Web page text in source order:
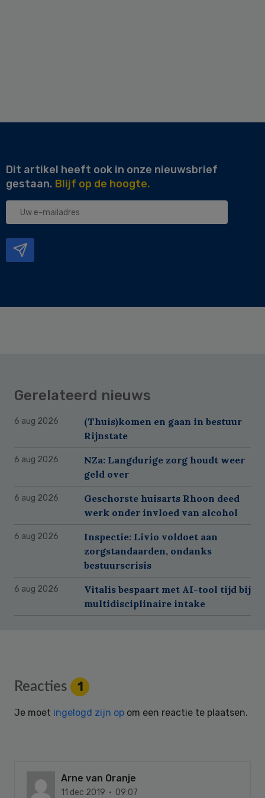
Dit artikel heeft ook in onze nieuwsbrief
gestaan. Blijf op de hoogte.
Uw
Gerelateerd nieuws
6 aug 2026
(Thuis)komen en gaan in bestuur
Rijnstate
6 aug 2026
NZa: Langdurige zorg houdt weer
geld over
6 aug 2026
Geschorste huisarts Rhoon deed
werk onder invloed van alcohol
6 aug 2026
Inspectie: Livio voldoet aan
zorgstandaarden, ondanks
bestuurscrisis
6 aug 2026
Vitalis bespaart met AI-tool tijd bij
multidisciplinaire intake
Reader
Interactions
Reacties 1
Je moet ingelogd zijn op om een reactie te plaatsen.
Arne van Oranje
11 dec 2019 · 09:07